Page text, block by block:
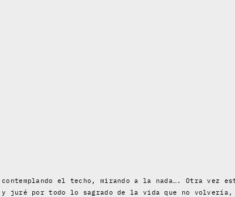
el techo, mirando a la nada…. Otra vez
y juré por todo lo sagrado de la vida que no